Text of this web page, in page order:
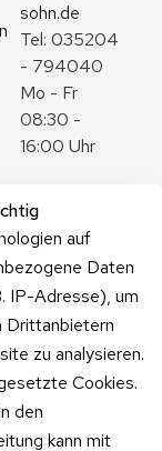
auf
Daten
IP-Adresse), um
Drittanbietern
zu analysieren.
Cookies.
den
kann mit
sohn.de
Tel: 035204
- 794040
Mo - Fr
08:30 -
16:00 Uhr
Zum
Kontaktformu
lar